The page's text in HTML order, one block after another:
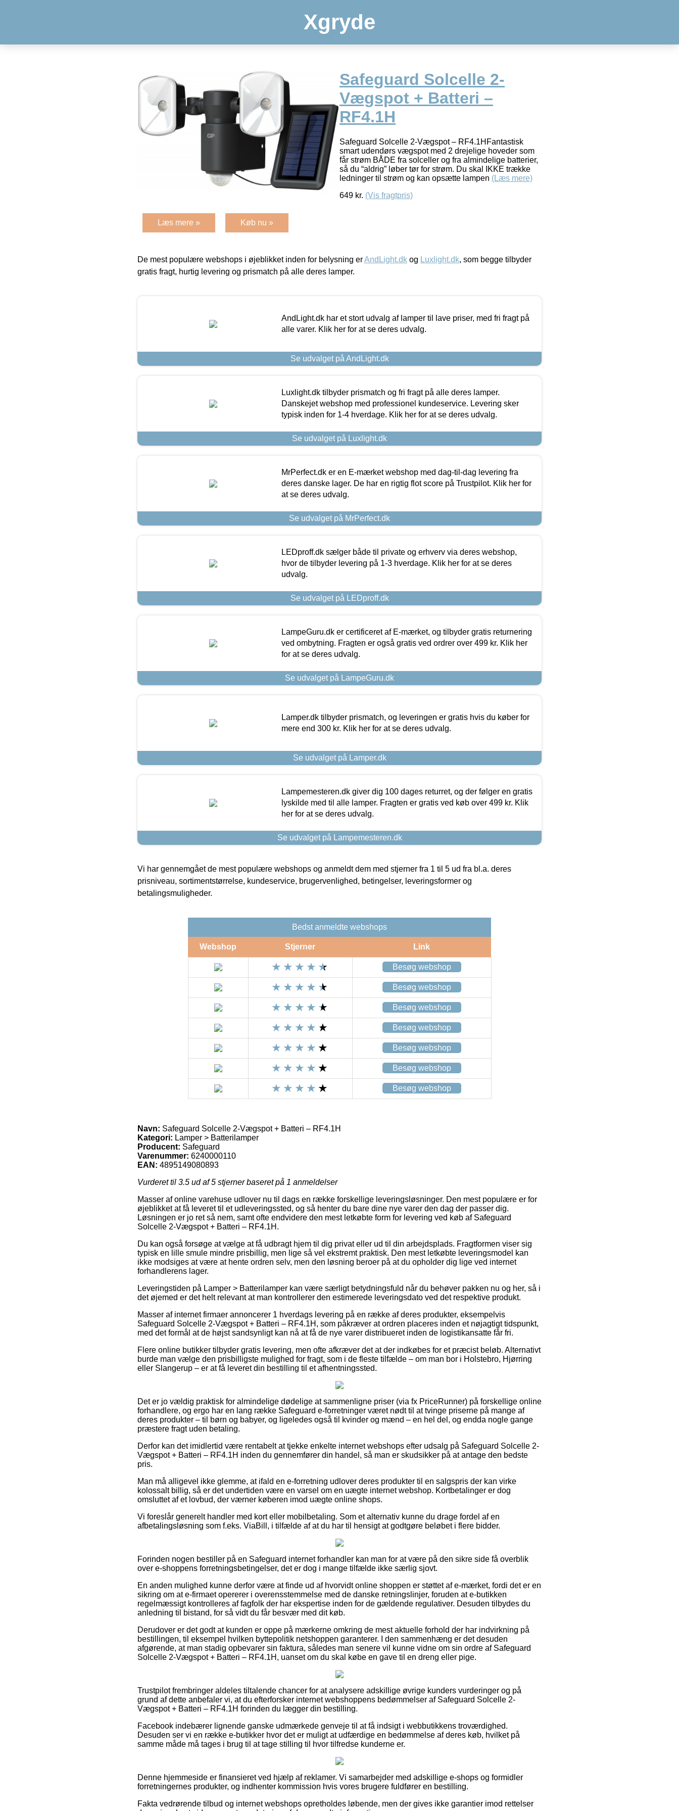
Xgryde
Safeguard Solcelle 2-
Vægspot + Batteri –
RF4.1H
Safeguard Solcelle 2-Vægspot – RF4.1HFantastisk
smart udendørs vægspot med 2 drejelige hoveder som
får strøm BÅDE fra solceller og fra almindelige batterier,
så du “aldrig” løber tør for strøm. Du skal IKKE trække
ledninger til strøm og kan opsætte lampen (Læs mere)
649 kr. (Vis fragtpris)
Læs mere » Køb nu »
De mest populære webshops i øjeblikket inden for belysning erAndLight.dk og Luxlight.dk, som begge tilbyder
gratis fragt, hurtig levering og prismatch på alle deres lamper.
AndLight.dk har et stort udvalg af lamper til lave priser, med fri fragt på
alle varer. Klik her for at se deres udvalg.
Se udvalget på AndLight.dk
Luxlight.dk tilbyder prismatch og fri fragt på alle deres lamper.
Danskejet webshop med professionel kundeservice. Levering sker
typisk inden for 1-4 hverdage. Klik her for at se deres udvalg.
Se udvalget på Luxlight.dk
MrPerfect.dk er en E-mærket webshop med dag-til-dag levering fra
deres danske lager. De har en rigtig flot score på Trustpilot. Klik her for
at se deres udvalg.
Se udvalget på MrPerfect.dk
LEDproff.dk sælger både til private og erhverv via deres webshop,
hvor de tilbyder levering på 1-3 hverdage. Klik her for at se deres
udvalg.
Se udvalget på LEDproff.dk
LampeGuru.dk er certificeret af E-mærket, og tilbyder gratis returnering
ved ombytning. Fragten er også gratis ved ordrer over 499 kr. Klik her
for at se deres udvalg.
Se udvalget på LampeGuru.dk
Lamper.dk tilbyder prismatch, og leveringen er gratis hvis du køber for
mere end 300 kr. Klik her for at se deres udvalg.
Se udvalget på Lamper.dk
Lampemesteren.dk giver dig 100 dages returret, og der følger en gratis
lyskilde med til alle lamper. Fragten er gratis ved køb over 499 kr. Klik
her for at se deres udvalg.
Se udvalget på Lampemesteren.dk
Vi har gennemgået de mest populære webshops og anmeldt dem med stjerner fra 1 til 5 ud fra bl.a. deres
prisniveau, sortimentstørrelse, kundeservice, brugervenlighed, betingelser, leveringsformer og
betalingsmuligheder.
Bedst anmeldte webshops
Webshop Stjerner Link
Besøg webshop
Besøg webshop
Besøg webshop
Besøg webshop
Besøg webshop
Besøg webshop
Besøg webshop
Navn: Safeguard Solcelle 2-Vægspot + Batteri – RF4.1H
Kategori: Lamper > Batterilamper
Producent: Safeguard
Varenummer: 6240000110
EAN: 4895149080893
Vurderet til 3.5 ud af 5 stjerner baseret på 1 anmeldelser
Masser af online varehuse udlover nu til dags en række forskellige leveringsløsninger. Den mest populære er for
øjeblikket at få leveret til et udleveringssted, og så henter du bare dine nye varer den dag der passer dig.
Løsningen er jo ret så nem, samt ofte endvidere den mest letkøbte form for levering ved køb af Safeguard
Solcelle 2-Vægspot + Batteri – RF4.1H.
Du kan også forsøge at vælge at få udbragt hjem til dig privat eller ud til din arbejdsplads. Fragtformen viser sig
typisk en lille smule mindre prisbillig, men lige så vel ekstremt praktisk. Den mest letkøbte leveringsmodel kan
ikke modsiges at være at hente ordren selv, men den løsning beroer på at du opholder dig lige ved internet
forhandlerens lager.
Leveringstiden på Lamper > Batterilamper kan være særligt betydningsfuld når du behøver pakken nu og her, så i
det øjemed er det helt relevant at man kontrollerer den estimerede leveringsdato ved det respektive produkt.
Masser af internet firmaer annoncerer 1 hverdags levering på en række af deres produkter, eksempelvis
Safeguard Solcelle 2-Vægspot + Batteri – RF4.1H, som påkræver at ordren placeres inden et nøjagtigt tidspunkt,
med det formål at de højst sandsynligt kan nå at få de nye varer distribueret inden de logistikansatte får fri.
Flere online butikker tilbyder gratis levering, men ofte afkræver det at der indkøbes for et præcist beløb. Alternativt
burde man vælge den prisbilligste mulighed for fragt, som i de fleste tilfælde – om man bor i Holstebro, Hjørring
eller Slangerup – er at få leveret din bestilling til et afhentningssted.
Det er jo vældig praktisk for almindelige dødelige at sammenligne priser (via fx PriceRunner) på forskellige online
forhandlere, og ergo har en lang række Safeguard e-forretninger været nødt til at tvinge priserne på mange af
deres produkter – til børn og babyer, og ligeledes også til kvinder og mænd – en hel del, og endda nogle gange
præstere fragt uden betaling.
Derfor kan det imidlertid være rentabelt at tjekke enkelte internet webshops efter udsalg på Safeguard Solcelle 2-
Vægspot + Batteri – RF4.1H inden du gennemfører din handel, så man er skudsikker på at antage den bedste
pris.
Man må alligevel ikke glemme, at ifald en e-forretning udlover deres produkter til en salgspris der kan virke
kolossalt billig, så er det undertiden være en varsel om en uægte internet webshop. Kortbetalinger er dog
omsluttet af et lovbud, der værner køberen imod uægte online shops.
Vi foreslår generelt handler med kort eller mobilbetaling. Som et alternativ kunne du drage fordel af en
afbetalingsløsning som f.eks. ViaBill, i tilfælde af at du har til hensigt at godtgøre beløbet i flere bidder.
Forinden nogen bestiller på en Safeguard internet forhandler kan man for at være på den sikre side få overblik
over e-shoppens forretningsbetingelser, det er dog i mange tilfælde ikke særlig sjovt.
En anden mulighed kunne derfor være at finde ud af hvorvidt online shoppen er støttet af e-mærket, fordi det er en
sikring om at e-firmaet opererer i overensstemmelse med de danske retningslinjer, foruden at e-butikken
regelmæssigt kontrolleres af fagfolk der har ekspertise inden for de gældende regulativer. Desuden tilbydes du
anledning til bistand, for så vidt du får besvær med dit køb.
Derudover er det godt at kunden er oppe på mærkerne omkring de mest aktuelle forhold der har indvirkning på
bestillingen, til eksempel hvilken byttepolitik netshoppen garanterer. I den sammenhæng er det desuden
afgørende, at man stadig opbevarer sin faktura, således man senere vil kunne vidne om sin ordre af Safeguard
Solcelle 2-Vægspot + Batteri – RF4.1H, uanset om du skal købe en gave til en dreng eller pige.
Trustpilot frembringer aldeles tiltalende chancer for at analysere adskillige øvrige kunders vurderinger og på
grund af dette anbefaler vi, at du efterforsker internet webshoppens bedømmelser af Safeguard Solcelle 2-
Vægspot + Batteri – RF4.1H forinden du lægger din bestilling.
Facebook indebærer lignende ganske udmærkede genveje til at få indsigt i webbutikkens troværdighed.
Desuden ser vi en række e-butikker hvor det er muligt at udfærdige en bedømmelse af deres køb, hvilket på
samme måde må tages i brug til at tage stilling til hvor tilfredse kunderne er.
Denne hjemmeside er finansieret ved hjælp af reklamer. Vi samarbejder med adskillige e-shops og formidler
forretningernes produkter, og indhenter kommission hvis vores brugere fuldfører en bestilling.
Fakta vedrørende tilbud og internet webshops opretholdes løbende, men der gives ikke garantier imod rettelser